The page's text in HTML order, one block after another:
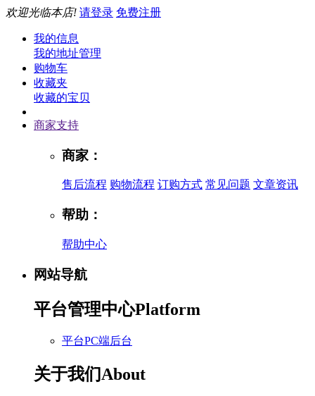
欢迎光临本店! 请登录 免费注册
我的信息
我的地址管理
购物车
收藏夹
收藏的宝贝
商家支持
商家：
售后流程 购物流程 订购方式 常见问题 文章资讯
帮助：
帮助中心
网站导航
平台管理中心Platform
平台PC端后台
关于我们About